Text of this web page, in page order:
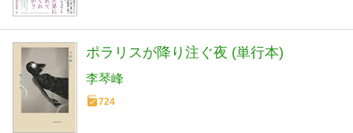
ポラリスが降り注ぐ夜 (単行本)
李琴峰
724